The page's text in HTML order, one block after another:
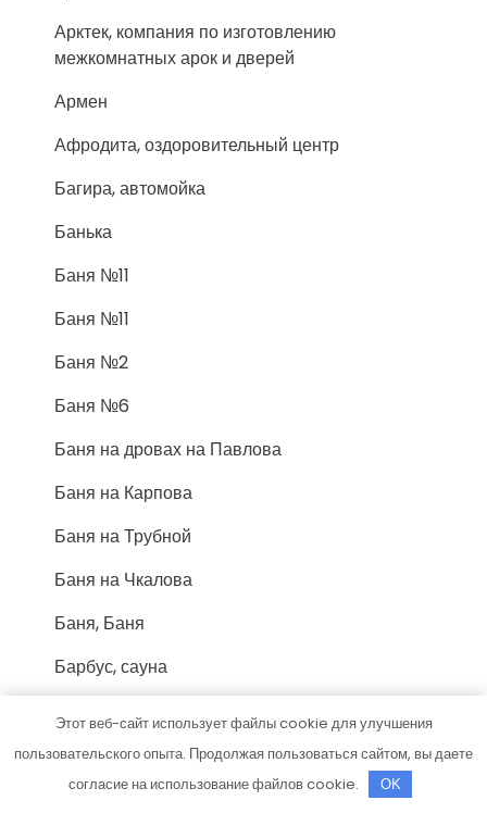
Арктек, компания по изготовлению
межкомнатных арок и дверей
Армен
Афродита, оздоровительный центр
Багира, автомойка
Банька
Баня №11
Баня №11
Баня №2
Баня №6
Баня на дровах на Павлова
Баня на Карпова
Баня на Трубной
Баня на Чкалова
Баня, Баня
Барбус, сауна
Белый медведь, баня
Белый сервис
Этот веб-сайт использует файлы cookie для улучшения
пользовательского опыта. Продолжая пользоваться сайтом, вы даете
согласие на использование файлов cookie.
OK